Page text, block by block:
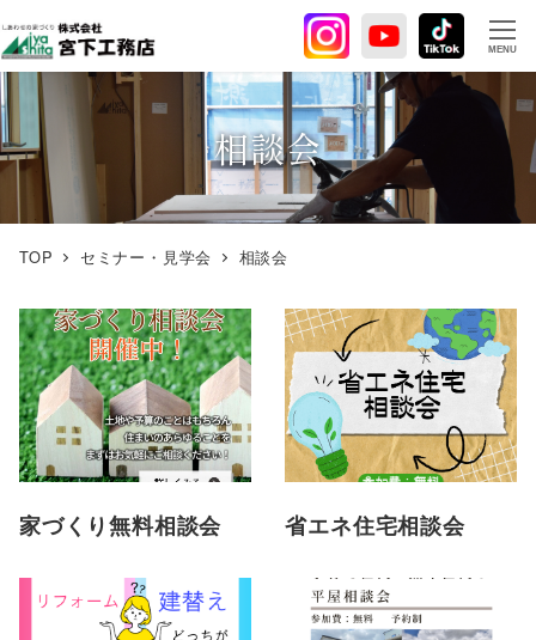
イ
ン
コ
ン
テ
ン
ツ
MENU
相談会
TOP セミナー・見学会 相談会
家づくり無料相談会 省エネ住宅相談会